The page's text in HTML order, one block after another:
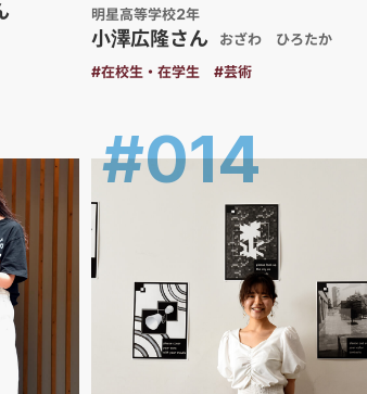
明星高等学校2年
小澤広隆さん おざわ ひろたか
#在校生・在学生 #芸術
#014